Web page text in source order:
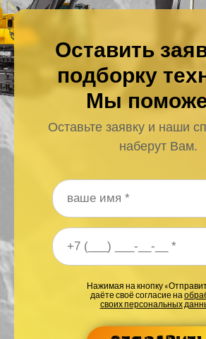
Оставить
подборку
Мы
Оставьте заявку и наши
наберут Вам.
Ваше имя*
Ваш номер телефона*
Нажимая на кнопку
даёте своё согласие на
своих персональных